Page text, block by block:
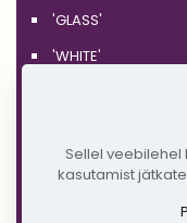
'GLASS'
'WHITE'
'GOLD'
Sellel
kasutamist